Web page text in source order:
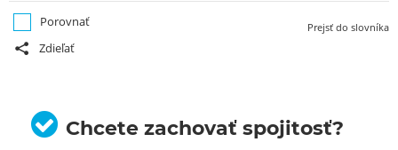
Porovnať
Zdieľať
Prejsť do slovníka
Chcete zachovať spojitosť?